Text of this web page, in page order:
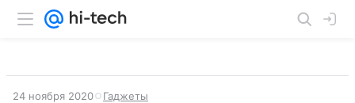
24 ноября 2020 Гаджеты